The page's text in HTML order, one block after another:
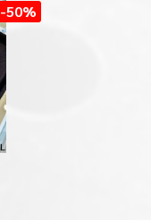
-50%